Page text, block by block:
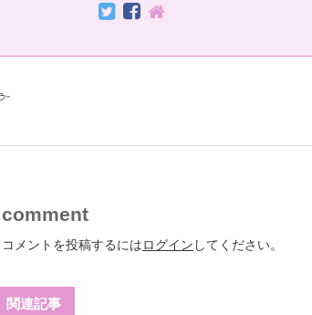
-
comment
コメントを投稿するにはログイン してください。
関連記事